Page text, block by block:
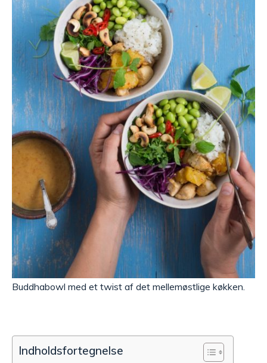
Buddhabowl med et twist af det mellemøstlige køkken.
Indholdsfortegnelse